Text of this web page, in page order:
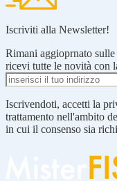
Iscriviti alla Newsletter!
Rimani aggioprnato
ricevi tutte le novità con
Iscrivendoti, accetti la
trattamento nell'ambito
in cui il consenso sia